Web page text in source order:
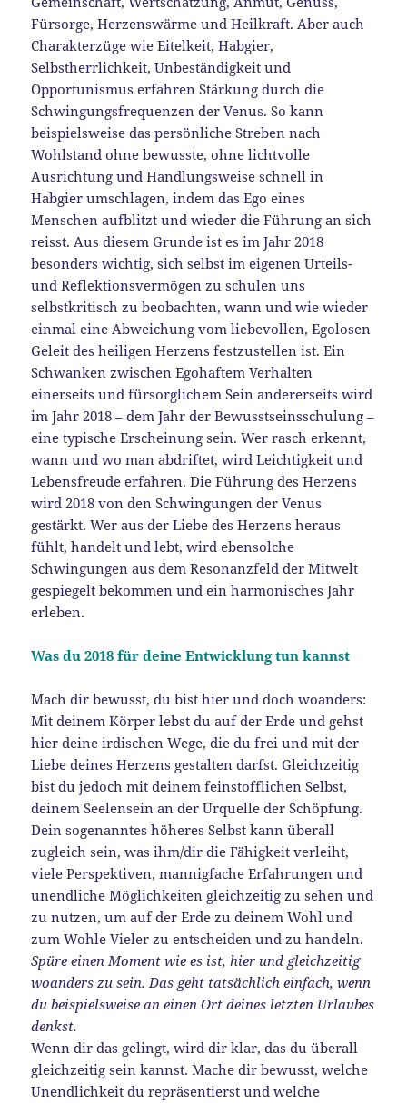
Fürsorge, Herzenswärme und Heilkraft. Aber auch
Charakterzüge wie Eitelkeit, Habgier,
Selbstherrlichkeit, Unbeständigkeit und
Opportunismus erfahren Stärkung durch die
Schwingungsfrequenzen der Venus. So kann
beispielsweise das persönliche Streben nach
Wohlstand ohne bewusste, ohne lichtvolle
Ausrichtung und Handlungsweise schnell in
Habgier umschlagen, indem das Ego eines
Menschen aufblitzt und wieder die Führung an sich
reisst. Aus diesem Grunde ist es im Jahr 2018
besonders wichtig, sich selbst im eigenen Urteils-
und Reflektionsvermögen zu schulen uns
selbstkritisch zu beobachten, wann und wie wieder
einmal eine Abweichung vom liebevollen, Egolosen
Geleit des heiligen Herzens festzustellen ist. Ein
Schwanken zwischen Egohaftem Verhalten
einerseits und fürsorglichem Sein andererseits wird
im Jahr 2018 – dem Jahr der Bewusstseinsschulung –
eine typische Erscheinung sein. Wer rasch erkennt,
wann und wo man abdriftet, wird Leichtigkeit und
Lebensfreude erfahren. Die Führung des Herzens
wird 2018 von den Schwingungen der Venus
gestärkt. Wer aus der Liebe des Herzens heraus
fühlt, handelt und lebt, wird ebensolche
Schwingungen aus dem Resonanzfeld der Mitwelt
gespiegelt bekommen und ein harmonisches Jahr
erleben.
Was du 2018 für deine Entwicklung tun kannst
Mach dir bewusst, du bist hier und doch woanders:
Mit deinem Körper lebst du auf der Erde und gehst
hier deine irdischen Wege, die du frei und mit der
Liebe deines Herzens gestalten darfst. Gleichzeitig
bist du jedoch mit deinem feinstofflichen Selbst,
deinem Seelensein an der Urquelle der Schöpfung.
Dein sogenanntes höheres Selbst kann überall
zugleich sein, was ihm/dir die Fähigkeit verleiht,
viele Perspektiven, mannigfache Erfahrungen und
unendliche Möglichkeiten gleichzeitig zu sehen und
zu nutzen, um auf der Erde zu deinem Wohl und
zum Wohle Vieler zu entscheiden und zu handeln.
Spüre einen Moment wie es ist, hier und gleichzeitig
woanders zu sein. Das geht tatsächlich einfach, wenn
du beispielsweise an einen Ort deines letzten Urlaubes
denkst.
Wenn dir das gelingt, wird dir klar, das du überall
gleichzeitig sein kannst. Mache dir bewusst, welche
Unendlichkeit du repräsentierst und welche